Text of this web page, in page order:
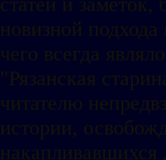
новизной
чего всегда
"Рязанская
читателю
истории,